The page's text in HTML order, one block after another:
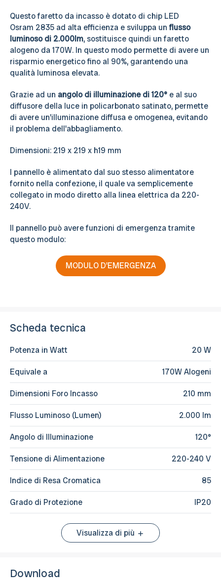
Scheda tecnica
Potenza in Watt 20 W
Equivale a 170W Alogeni
Dimensioni Foro Incasso 210 mm
Flusso Luminoso (Lumen) 2.000 lm
Angolo di Illuminazione 120°
Tensione di Alimentazione 220-240 V
Indice di Resa Cromatica 85
Grado di Protezione IP20
Visualizza di più
Download
Questo faretto da incasso è dotato di chip LED
Osram 2835 ad alta efficienza e sviluppa unflusso
luminoso di 2.000lm, sostituisce quindi un faretto
alogeno da 170W. In questo modo permette di avere un
risparmio energetico fino al 90%, garantendo una
qualità luminosa elevata.
Grazie ad un angolo di illuminazione di 120° e al suo
diffusore della luce in policarbonato satinato, permette
di avere un'illuminazione diffusa e omogenea, evitando
il problema dell'abbagliamento.
Dimensioni: 219 x 219 x h19 mm
I pannello è alimentato dal suo stesso alimentatore
fornito nella confezione, il quale va semplicemente
collegato in modo diretto alla linea elettrica da 220-
240V.
Il pannello può avere funzioni di emergenza tramite
questo modulo:
MODULO D'EMERGENZA